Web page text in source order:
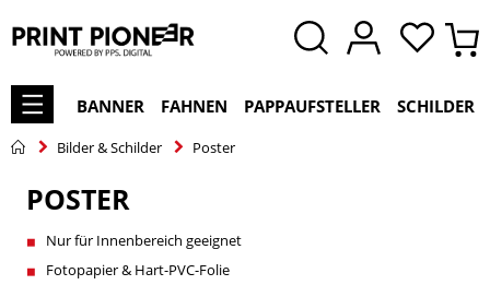
BANNER FAHNEN PAPPAUFSTELLER SCHILDER
Bilder & Schilder Poster
POSTER
Nur für Innenbereich geeignet
Fotopapier & Hart-PVC-Folie